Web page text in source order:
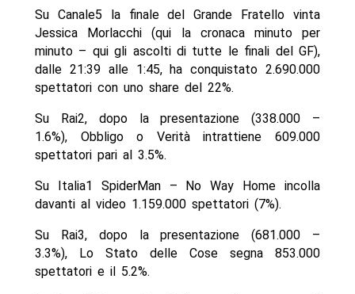
Su Canale5 la finale del Grande Fratello vinta
Jessica Morlacchi (qui la cronaca minuto per
minuto – qui gli ascolti di tutte le finali del GF),
dalle 21:39 alle 1:45, ha conquistato 2.690.000
spettatori con uno share del 22%.
Su Rai2, dopo la presentazione (338.000 –
1.6%), Obbligo o Verità intrattiene 609.000
spettatori pari al 3.5%.
Su Italia1 SpiderMan – No Way Home incolla
davanti al video 1.159.000 spettatori (7%).
Su Rai3, dopo la presentazione (681.000 –
3.3%), Lo Stato delle Cose segna 853.000
spettatori e il 5.2%.